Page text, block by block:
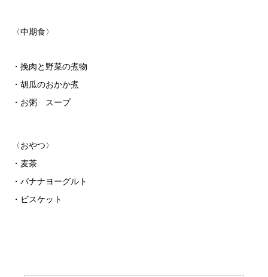
〈中期食〉
・挽肉と野菜の煮物
・胡瓜のおかか煮
・お粥 スープ
〈おやつ〉
・麦茶
・バナナヨーグルト
・ビスケット